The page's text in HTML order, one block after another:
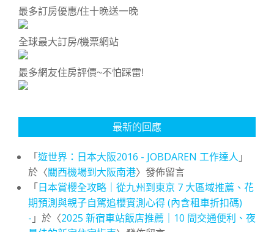
最多訂房優惠/住十晚送一晚
全球最大訂房/機票網站
最多網友住房評價~不怕踩雷!
最新的回應
「遊世界：日本大阪2016 - JOBDAREN 工作達人 」
於〈關西機場到大阪南港〉發佈留言
「日本賞櫻全攻略｜從九州到東京 7 大區域推薦、花
期預測與親子自駕追櫻實測心得 (內含租車折扣碼)
- 」於〈2025 新宿車站飯店推薦｜10 間交通便利、夜